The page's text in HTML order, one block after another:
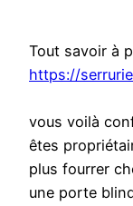
Tout savoir à
https://
vous voilà
êtes
plus fourrer
une porte